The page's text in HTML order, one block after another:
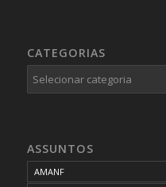
CATEGORIAS
Categorias
ASSUNTOS
AMANF